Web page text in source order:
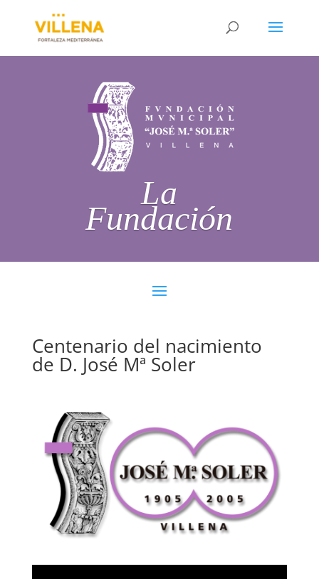
La
Fundación
Centenario del nacimiento
de D. José Mª Soler